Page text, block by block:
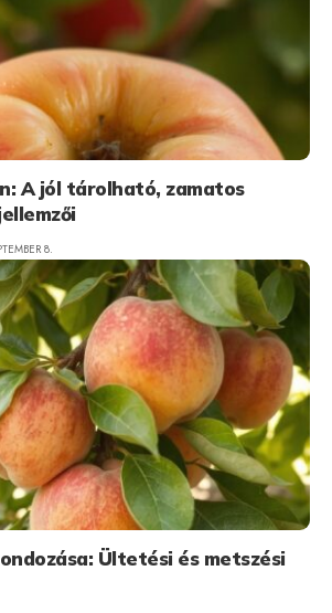
A jól tárolható, zamatos
8.
Ültetési és metszési